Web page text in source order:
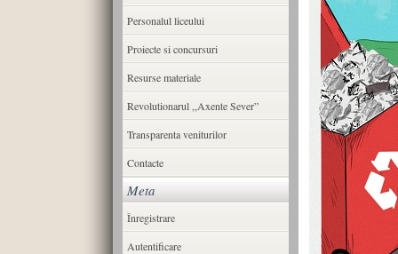
Personalul liceului
Proiecte si concursuri
Resurse materiale
Revolutionarul ,,Axente Sever”
Transparenta veniturilor
Contacte
Meta
Înregistrare
Autentificare